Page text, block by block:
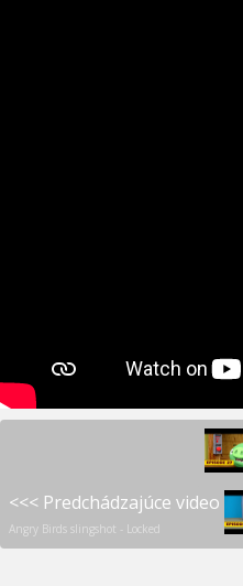
<<< Predchádzajúce video
Angry Birds slingshot - Locked